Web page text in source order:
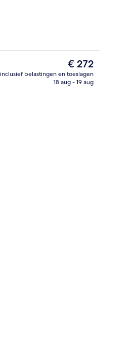
Suite | Een bureau, geluiddichte
De
huidige
prijs
€ 272
inclusief belastingen en toeslagen
18 aug - 19 aug